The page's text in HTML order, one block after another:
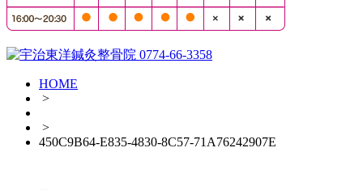
HOME
>
>
450C9B64-E835-4830-8C57-71A76242907E